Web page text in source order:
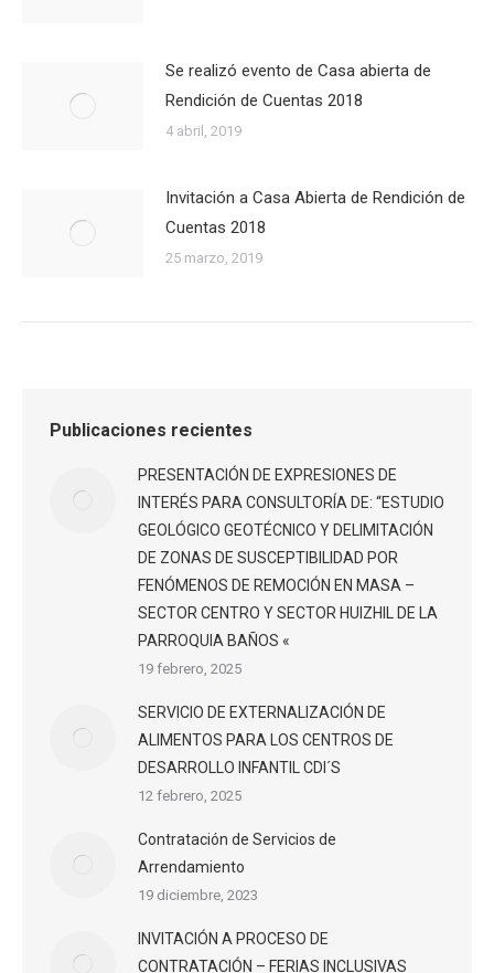
Se realizó evento de Casa abierta de
Rendición de Cuentas 2018
4 abril, 2019
Invitación a Casa Abierta de Rendición de
Cuentas 2018
25 marzo, 2019
Publicaciones recientes
PRESENTACIÓN DE EXPRESIONES DE
INTERÉS PARA CONSULTORÍA DE: “ESTUDIO
GEOLÓGICO GEOTÉCNICO Y DELIMITACIÓN
DE ZONAS DE SUSCEPTIBILIDAD POR
FENÓMENOS DE REMOCIÓN EN MASA –
SECTOR CENTRO Y SECTOR HUIZHIL DE LA
PARROQUIA BAÑOS «
19 febrero, 2025
SERVICIO DE EXTERNALIZACIÓN DE
ALIMENTOS PARA LOS CENTROS DE
DESARROLLO INFANTIL CDI´S
12 febrero, 2025
Contratación de Servicios de
Arrendamiento
19 diciembre, 2023
INVITACIÓN A PROCESO DE
CONTRATACIÓN – FERIAS INCLUSIVAS